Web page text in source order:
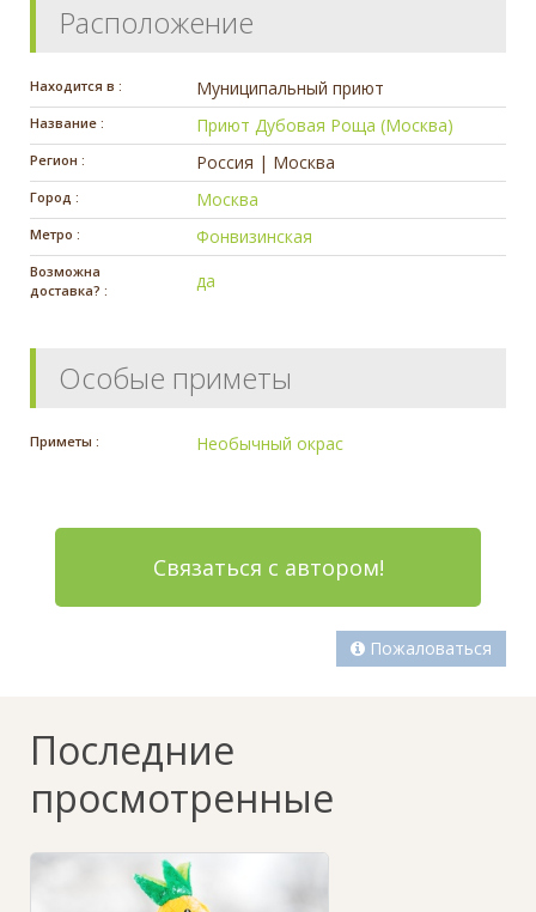
Расположение
Находится в : Муниципальный приют
Название : Приют Дубовая Роща (Москва)
Регион : Россия | Москва
Город : Москва
Метро : Фонвизинская
Возможна
доставка? :
да
Особые приметы
Приметы : Необычный окрас
Связаться с автором!
Пожаловаться
Последние
просмотренные